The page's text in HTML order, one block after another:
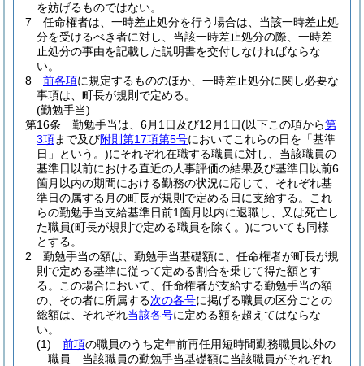
を妨げるものではない。
7
任命権者は、一時差止処分を行う場合は、当該一時差止処
分を受けるべき者に対し、当該一時差止処分の際、一時差
止処分の事由を記載した説明書を交付しなければならな
い。
8
前各項に規定するもののほか、一時差止処分に関し必要な
事項は、町長が規則で定める。
(勤勉手当)
第16条
勤勉手当は、6月1日及び12月1日(以下この項から第
3項まで及び附則第17項第5号においてこれらの日を「基準
日」という。)にそれぞれ在職する職員に対し、当該職員の
基準日以前における直近の人事評価の結果及び基準日以前6
箇月以内の期間における勤務の状況に応じて、それぞれ基
準日の属する月の町長が規則で定める日に支給する。
これ
らの勤勉手当支給基準日前1箇月以内に退職し、又は死亡し
た職員(町長が規則で定める職員を除く。)についても同様
とする。
2
勤勉手当の額は、勤勉手当基礎額に、任命権者が町長が規
則で定める基準に従って定める割合を乗じて得た額とす
る。
この場合において、任命権者が支給する勤勉手当の額
の、その者に所属する次の各号に掲げる職員の区分ごとの
総額は、それぞれ当該各号に定める額を超えてはならな
い。
(1)
前項の職員のうち定年前再任用短時間勤務職員以外の
職員 当該職員の勤勉手当基礎額に当該職員がそれぞれ